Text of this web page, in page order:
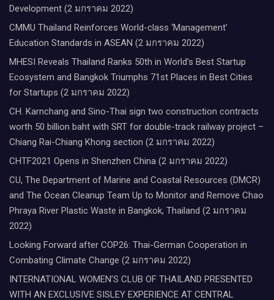
Development (2 มกราคม 2022)
CMMU Thailand Reinforces World-class ‘Management’
Education Standards in ASEAN (2 มกราคม 2022)
MHESI Reveals Thailand Ranks 50th in World’s Best Startup
Ecosystem and Bangkok Triumphs 71st Places in Best Cities
for Startups (2 มกราคม 2022)
CH. Karnchang and Sino-Thai sign two construction contracts
worth 50 billion baht with SRT for double-track railway project –
Chiang Rai-Chiang Khong section (2 มกราคม 2022)
CHTF2021 Opens in Shenzhen China (2 มกราคม 2022)
CU, The Department of Marine and Coastal Resources (DMCR)
and The Ocean Cleanup Team Up to Monitor and Remove Chao
Phraya River Plastic Waste in Bangkok, Thailand (2 มกราคม
2022)
Looking Forward after COP26: Thai-German Cooperation in
Combating Climate Change (2 มกราคม 2022)
INTERNATIONAL WOMEN’S CLUB OF THAILAND PRESENTED
WITH AN EXCLUSIVE SISLEY EXPERIENCE AT CENTRAL